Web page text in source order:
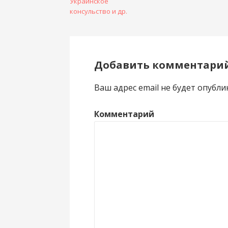
консульство и др.
Добавить
Ваш адрес email не будет
Комментарий